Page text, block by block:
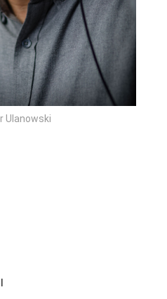
Ulanowski